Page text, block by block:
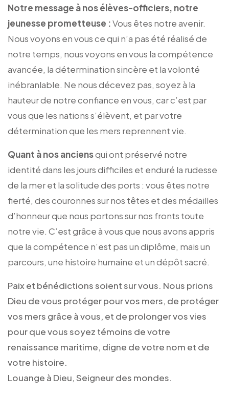
Notre message à nos élèves-officiers, notre
jeunesse prometteuse :Vous êtes notre avenir.
Nous voyons en vous ce qui n’a pas été réalisé de
notre temps, nous voyons en vous la compétence
avancée, la détermination sincère et la volonté
inébranlable. Ne nous décevez pas, soyez à la
hauteur de notre confiance en vous, car c’est par
vous que les nations s’élèvent, et par votre
détermination que les mers reprennent vie.
Quant à nos anciensqui ont préservé notre
identité dans les jours difficiles et enduré la rudesse
de la mer et la solitude des ports : vous êtes notre
fierté, des couronnes sur nos têtes et des médailles
d’honneur que nous portons sur nos fronts toute
notre vie. C’est grâce à vous que nous avons appris
que la compétence n’est pas un diplôme, mais un
parcours, une histoire humaine et un dépôt sacré.
Paix et bénédictions soient sur vous. Nous prions
Dieu de vous protéger pour vos mers, de protéger
vos mers grâce à vous, et de prolonger vos vies
pour que vous soyez témoins de votre
renaissance maritime, digne de votre nom et de
votre histoire.
Louange à Dieu, Seigneur des mondes.